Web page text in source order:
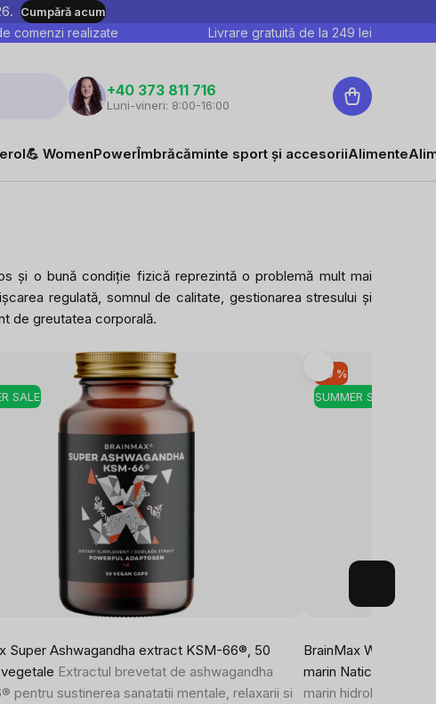
Cumpără acum
comenzi realizate Livrare gratuită de la 249 lei
+40 373 811 716
Luni-vineri: 8:00-16:00
Coş
de
💪 WomenPowerÎmbrăcăminte sport și accesoriiAlimente
și o bună condiție fizică reprezintă o problemă mult mai
regulată, somnul de calitate, gestionarea stresului și
de greutatea corporală.
SALE
Super Ashwagandha extract KSM-66®, 50
Extractul brevetat de ashwagandha
pentru sustinerea sanatatii mentale, relaxarii si
SUMMER SALE
-10 %
BrainMax Women
marin Naticol®, 1448
marin hidrolizat